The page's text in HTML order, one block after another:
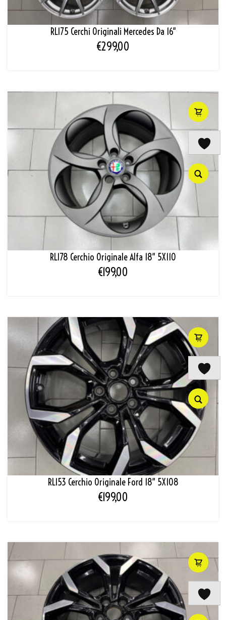
RL175 Cerchi Originali Mercedes Da 16″
€299,00
RL178 Cerchio Originale Alfa 18″ 5X110
€199,00
RL153 Cerchio Originale Ford 18″ 5X108
€199,00